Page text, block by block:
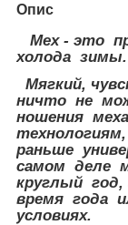
Опис
Мех - это
холода
Мягкий,
ничто не
ношения
раньше
самом деле
круглый
время года
условиях.